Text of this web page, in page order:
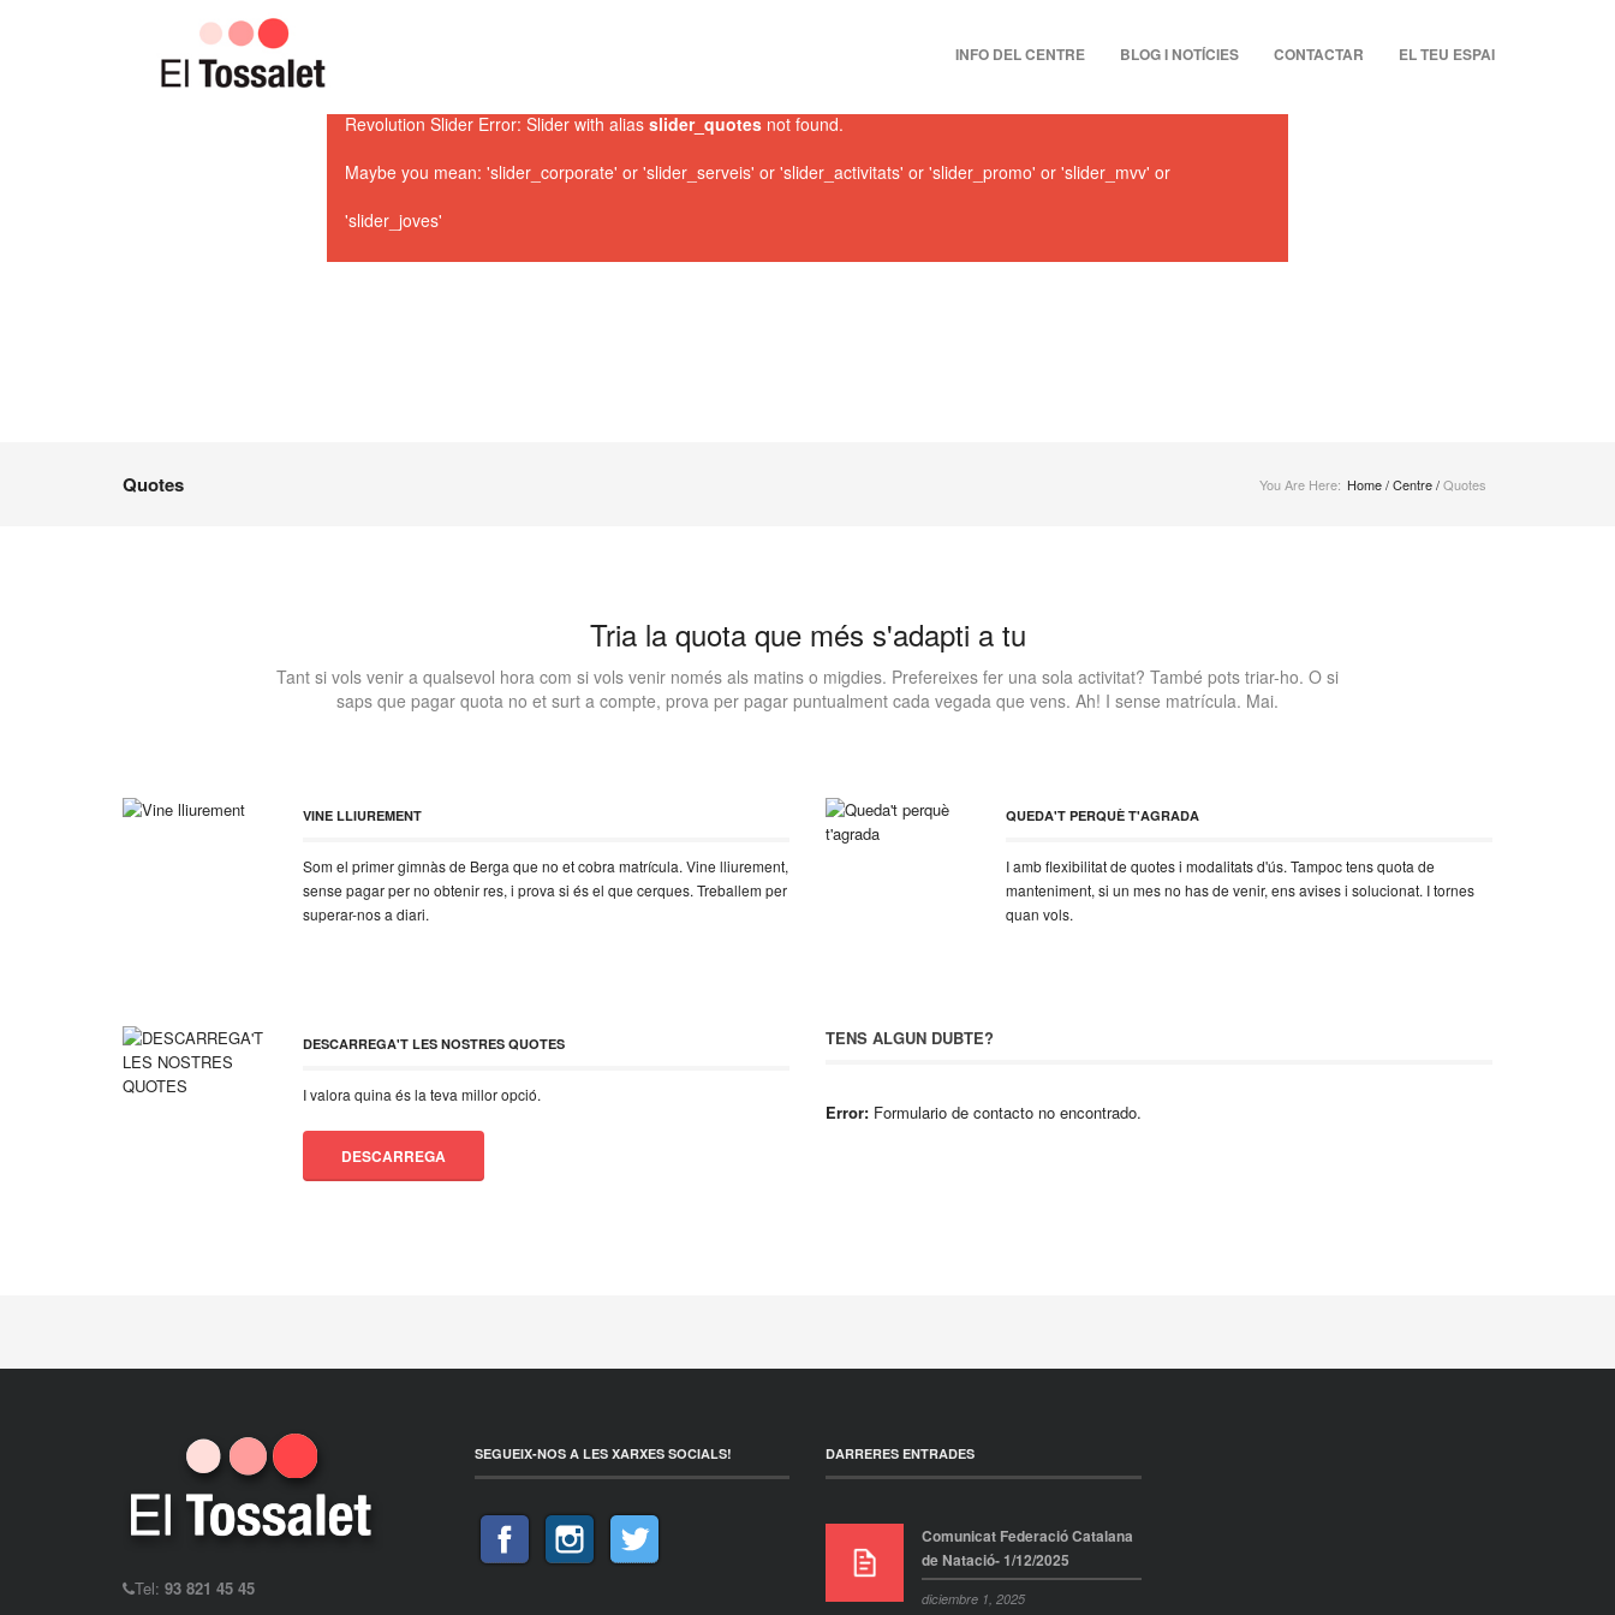
SKIP TO PRIMARY CONTENT
SKIP TO SECONDARY CONTENT
INFO DEL CENTRE BLOG I NOTÍCIES CONTACTAR EL TEU ESPAI
Revolution Slider Error: Slider with alias slider_quotes not found.
Maybe you mean: 'slider_corporate' or 'slider_serveis' or 'slider_activitats' or 'slider_promo' or 'slider_mvv' or
'slider_joves'
Quotes You Are Here: Home/Centre/Quotes
Tria la quota que més s'adapti a tu
Tant si vols venir a qualsevol hora com si vols venir només als matins o migdies. Prefereixes fer una sola activitat? També pots triar-ho. O si
saps que pagar quota no et surt a compte, prova per pagar puntualment cada vegada que vens. Ah! I sense matrícula. Mai.
VINE LLIUREMENT
Som el primer gimnàs de Berga que no et cobra matrícula. Vine lliurement,
sense pagar per no obtenir res, i prova si és el que cerques. Treballem per
superar-nos a diari.
QUEDA'T PERQUÈ T'AGRADA
I amb flexibilitat de quotes i modalitats d'ús. Tampoc tens quota de
manteniment, si un mes no has de venir, ens avises i solucionat. I tornes
quan vols.
DESCARREGA'T LES NOSTRES QUOTES
I valora quina és la teva millor opció.
DESCARREGA
TENS ALGUN DUBTE?
Error: Formulario de contacto no encontrado.
Tel: 93 821 45 45
SEGUEIX-NOS A LES XARXES SOCIALS! DARRERES ENTRADES
Comunicat Federació Catalana
de Natació- 1/12/2025
diciembre 1, 2025